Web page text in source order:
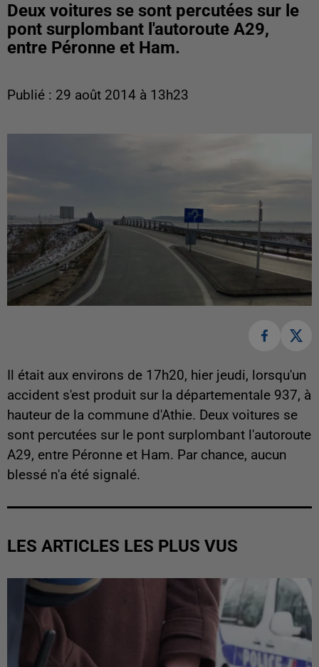
Deux voitures se sont percutées sur le
pont surplombant l'autoroute A29,
entre Péronne et Ham.
Publié : 29 août 2014 à 13h23
Il était aux environs de 17h20, hier jeudi, lorsqu'un
accident s'est produit sur la départementale 937, à
hauteur de la commune d'Athie. Deux voitures se
sont percutées sur le pont surplombant l'autoroute
A29, entre Péronne et Ham. Par chance, aucun
blessé n'a été signalé.
LES ARTICLES LES PLUS VUS